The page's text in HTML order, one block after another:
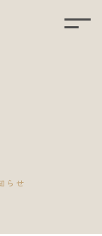
らせ